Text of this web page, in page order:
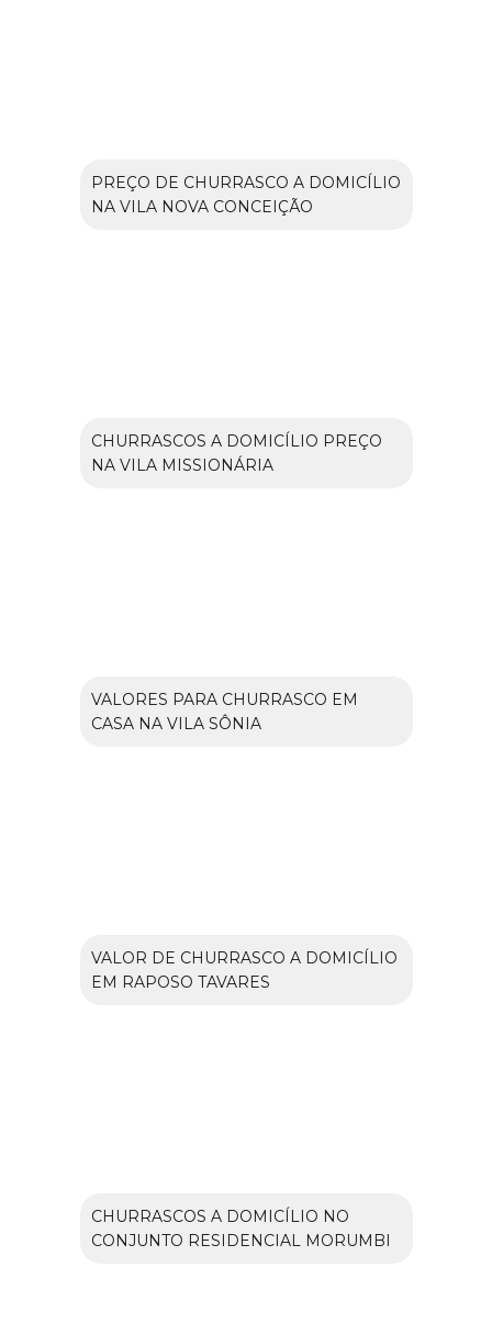
PREÇO DE CHURRASCO A DOMICÍLIO
NA VILA NOVA CONCEIÇÃO
CHURRASCOS A DOMICÍLIO PREÇO
NA VILA MISSIONÁRIA
VALORES PARA CHURRASCO EM
CASA NA VILA SÔNIA
VALOR DE CHURRASCO A DOMICÍLIO
EM RAPOSO TAVARES
CHURRASCOS A DOMICÍLIO NO
CONJUNTO RESIDENCIAL MORUMBI